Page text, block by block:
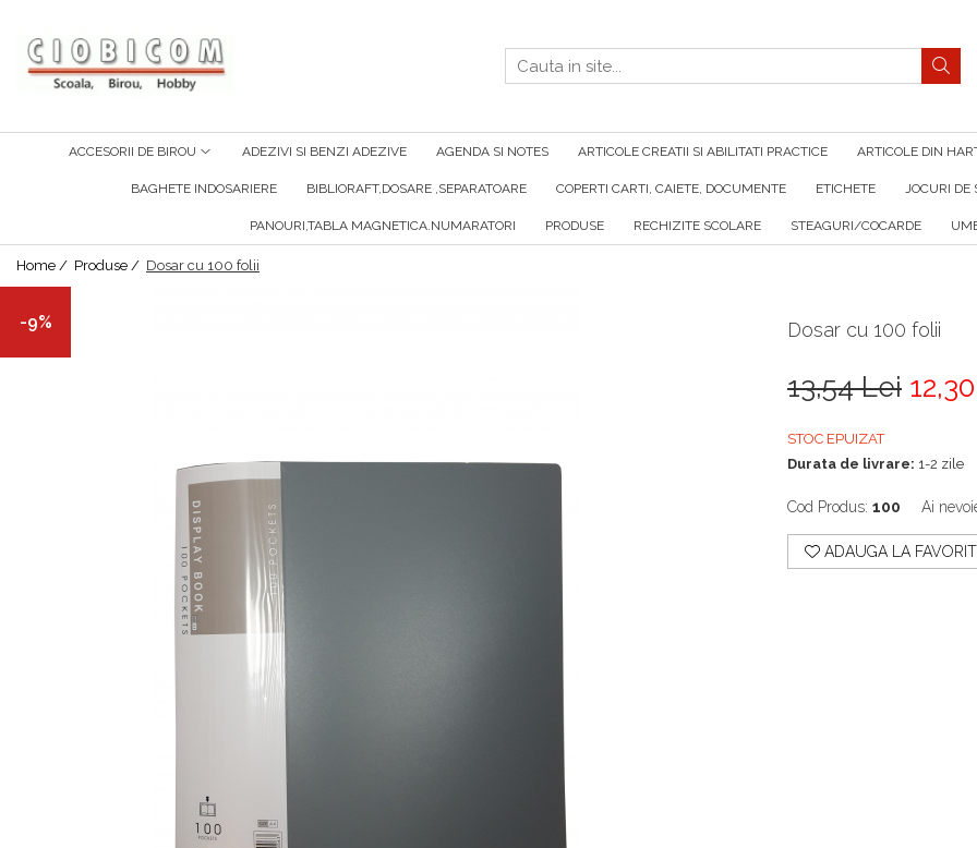
Accesorii de birou
Capsatoare,capse,decapsatoare
Foarfeci Si Cuttere
Suporti Birou
Articole din hartie
Notes-Uri Adezive
Tipizate
ACCESORII DE BIROU ADEZIVI SI BENZI ADEZIVE AGENDA SI NOTES ARTICOLE CREATII SI ABILITATI PRACTICE ARTICOLE DIN
BAGHETE INDOSARIERE BIBLIORAFT,DOSARE ,SEPARATOARE COPERTI CARTI, CAIETE, DOCUMENTE ETICHETE JOCURI DE
PANOURI,TABLA MAGNETICA.NUMARATORI PRODUSE RECHIZITE SCOLARE STEAGURI/COCARDE
Home / Produse / Dosar cu 100 folii
Dosar cu 100 folii
-9%
13,54 Lei
STOC EPUIZAT
Durata de livrare: 1-2 zile
Cod Produs: 100 Ai
ADAUGA LA